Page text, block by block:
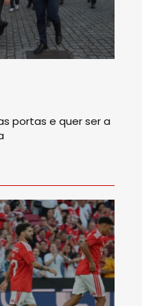
portas e quer ser a